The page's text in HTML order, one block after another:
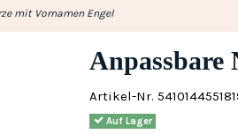
mit Vornamen Engel
Anpassbare
Artikel-Nr.
Auf Lager